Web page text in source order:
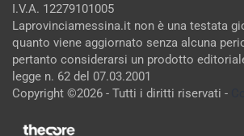
I.V.A. 12279101005
Laprovinciamessina.it non è una testata
quanto viene aggiornato senza alcuna
pertanto considerarsi un prodotto
legge n. 62 del 07.03.2001
Copyright ©2026 - Tutti i diritti riservati -